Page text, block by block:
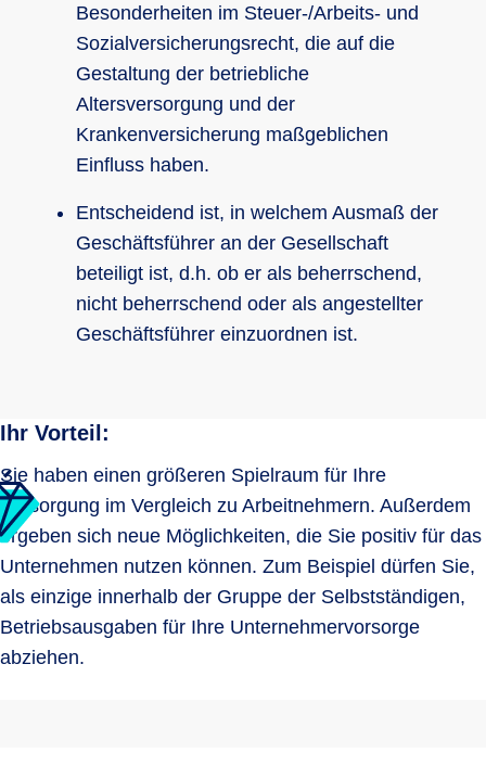
Besonderheiten im Steuer-/Arbeits- und
Sozialversicherungsrecht, die auf die
Gestaltung der betriebliche
Altersversorgung und der
Krankenversicherung maßgeblichen
Einfluss haben.
Entscheidend ist, in welchem Ausmaß der
Geschäftsführer an der Gesellschaft
beteiligt ist, d.h. ob er als beherrschend,
nicht beherrschend oder als angestellter
Geschäftsführer einzuordnen ist.
Ihr Vorteil:
Sie haben einen größeren Spielraum für Ihre
Versorgung im Vergleich zu Arbeitnehmern. Außerdem
ergeben sich neue Möglichkeiten, die Sie positiv für das
Unternehmen nutzen können. Zum Beispiel dürfen Sie,
als einzige innerhalb der Gruppe der Selbstständigen,
Betriebsausgaben für Ihre Unternehmervorsorge
abziehen.